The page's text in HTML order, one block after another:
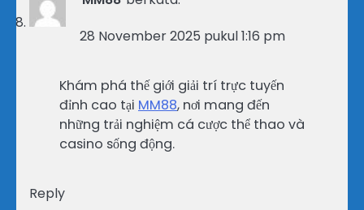
28 November 2025 pukul 1:16 pm
Khám phá thế giới giải trí trực tuyến
đỉnh cao tại MM88, nơi mang đến
những trải nghiệm cá cược thể thao và
casino sống động.
Reply